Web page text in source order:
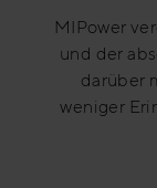
MIPower
und der
darüber
weniger